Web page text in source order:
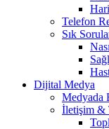
Telefon
Sık
Dijital Medya
Medyada
İletişim &